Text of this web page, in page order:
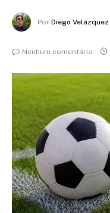
Por Diego Velázquez
Nenhum comentário